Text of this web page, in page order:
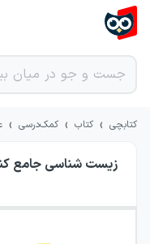
کتابچی › کتاب › کمک‌درسی ›
زیست شناسی جامع